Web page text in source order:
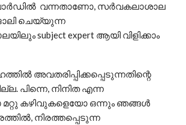
വന്നതാണോ, സര്‍വകലാശാല
ചെയ്യുന്ന
subject expert ആയി വിളിക്കാം
അവതരിപ്പിക്കപ്പെടുന്നതിന്റെ
പിന്നെ, നിനിത എന്ന
കഴിവുകളെയോ ഒന്നും ഞങ്ങള്‍
നിരത്തപ്പെടുന്ന